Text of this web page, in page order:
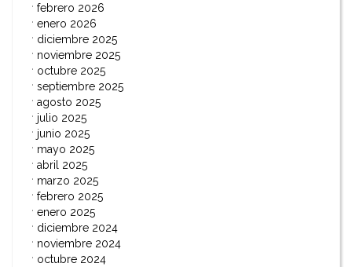
febrero 2026
enero 2026
diciembre 2025
noviembre 2025
octubre 2025
septiembre 2025
agosto 2025
julio 2025
junio 2025
mayo 2025
abril 2025
marzo 2025
febrero 2025
enero 2025
diciembre 2024
noviembre 2024
octubre 2024